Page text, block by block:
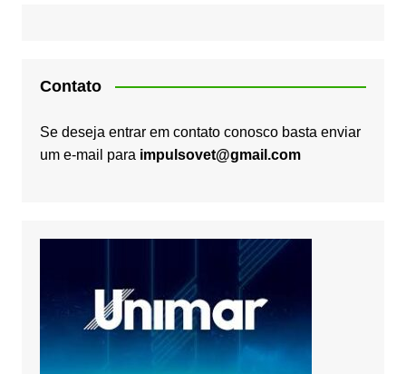
Contato
Se deseja entrar em contato conosco basta enviar
um e-mail para impulsovet@gmail.com